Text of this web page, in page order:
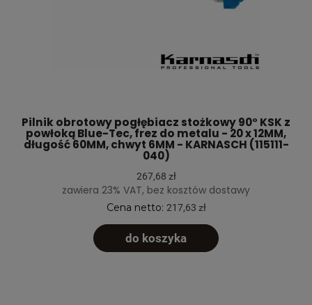
Pilnik obrotowy pogłębiacz stożkowy 90° KSK z
powłoką Blue-Tec, frez do metalu - 20 x 12MM,
długość 60MM, chwyt 6MM - KARNASCH (115111-
040)
267,68 zł
zawiera 23% VAT, bez kosztów dostawy
Cena netto: 217,63 zł
do koszyka